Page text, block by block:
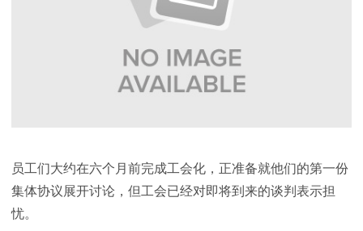
员工们大约在六个月前完成工会化，正准备就他们的第一份
集体协议展开讨论，但工会已经对即将到来的谈判表示担
忧。